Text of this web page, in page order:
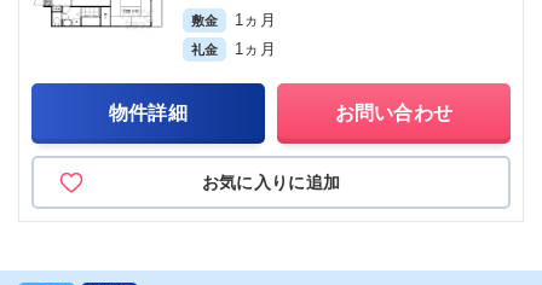
敷金 1ヵ月
礼金 1ヵ月
物件詳細 お問い合わせ
お気に入りに追加